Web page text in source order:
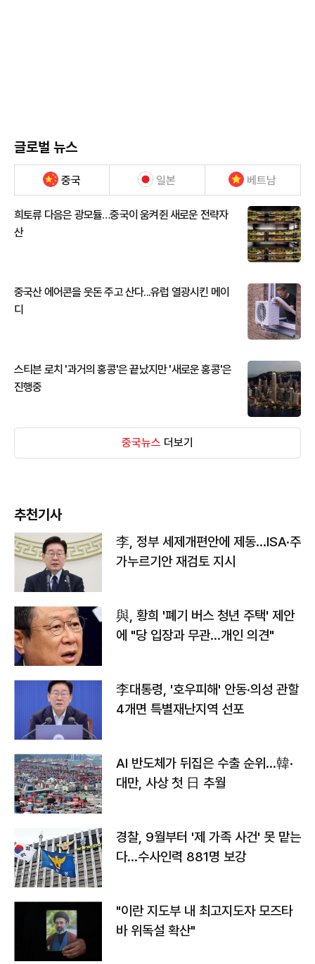
글로벌 뉴스
중국 일본 베트남
희토류 다음은 광모듈…중국이 움켜쥔 새로운 전략자
산
중국산 에어콘을 웃돈 주고 산다...유럽 열광시킨 메이
디
스티븐 로치 '과거의 홍콩'은 끝났지만 '새로운 홍콩'은
진행중
중국뉴스 더보기
추천기사
李, 정부 세제개편안에 제동…ISA·주
가누르기안 재검토 지시
與, 황희 '폐기 버스 청년 주택' 제안
에 "당 입장과 무관…개인 의견"
李대통령, '호우피해' 안동·의성 관할
4개면 특별재난지역 선포
AI 반도체가 뒤집은 수출 순위…韓·
대만, 사상 첫 日 추월
경찰, 9월부터 '제 가족 사건' 못 맡는
다…수사인력 881명 보강
"이란 지도부 내 최고지도자 모즈타
바 위독설 확산"